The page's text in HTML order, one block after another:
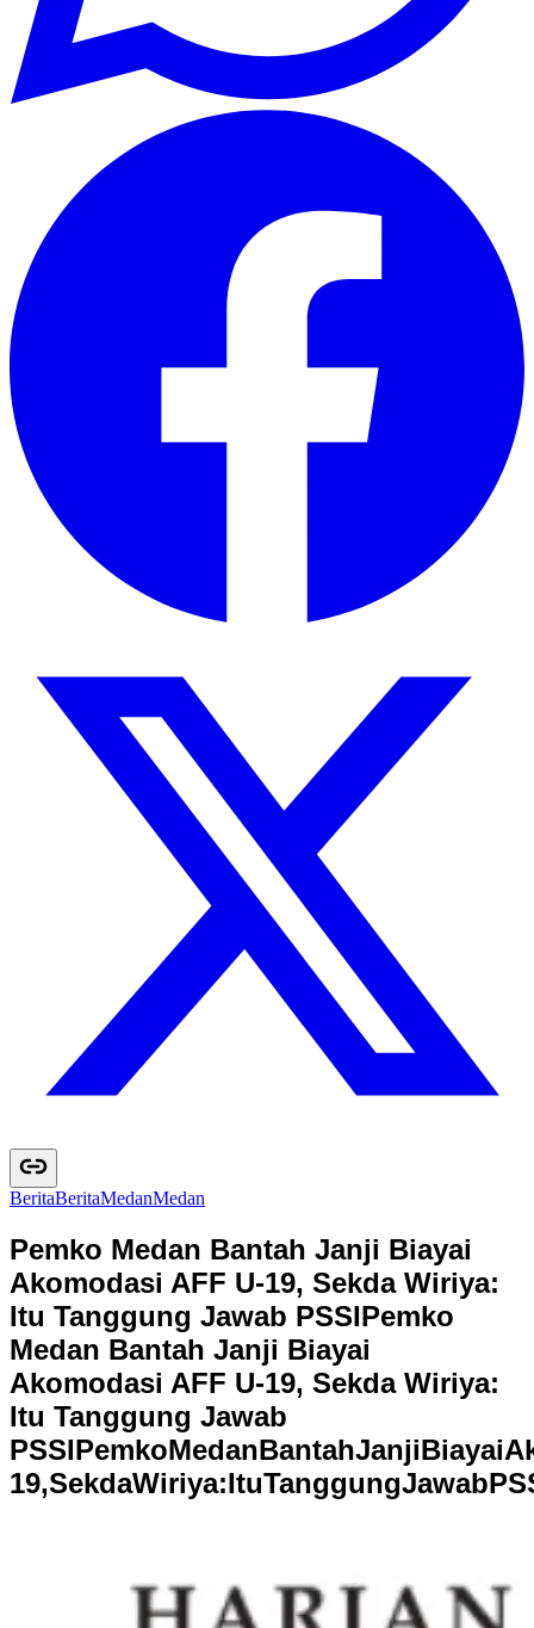
BeritaBeritaMedanMedan
Pemko Medan Bantah Janji Biayai
Akomodasi AFF U-19, Sekda Wiriya:
Itu Tanggung Jawab PSSIPemko
Medan Bantah Janji Biayai
Akomodasi AFF U-19, Sekda Wiriya:
Itu Tanggung Jawab
PSSIPemkoMedanBantahJanjiBiayaiA
19,SekdaWiriya:ItuTanggungJawabPS